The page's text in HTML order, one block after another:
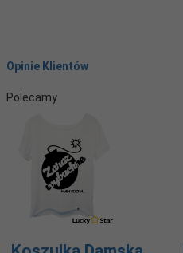
Opinie Klientów
Polecamy